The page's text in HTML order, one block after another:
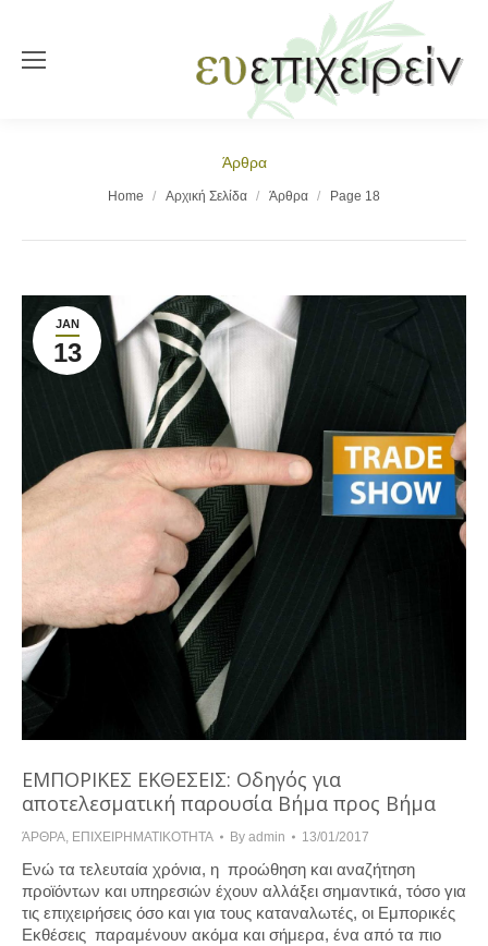
Άρθρα
You are here:Home Αρχική Σελίδα Άρθρα Page 18
JAN
13
ΕΜΠΟΡΙΚΕΣ ΕΚΘΕΣΕΙΣ: Οδηγός για
αποτελεσματική παρουσία Βήμα προς Βήμα
ΆΡΘΡΑ, ΕΠΙΧΕΙΡΗΜΑΤΙΚΟΤΗΤΑ By admin 13/01/2017
Ενώ τα τελευταία χρόνια, η προώθηση και αναζήτηση
προϊόντων και υπηρεσιών έχουν αλλάξει σημαντικά, τόσο για
τις επιχειρήσεις όσο και για τους καταναλωτές, οι Εμπορικές
Εκθέσεις παραμένουν ακόμα και σήμερα, ένα από τα πιο